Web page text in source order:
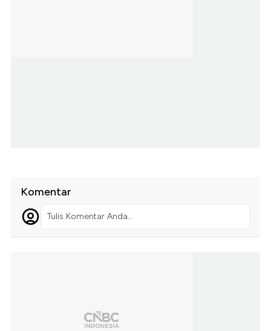
Komentar
Tulis Komentar Anda...